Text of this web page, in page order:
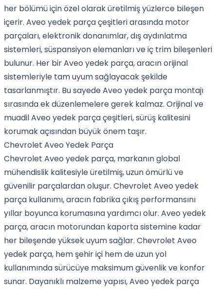
her bölümü için özel olarak üretilmiş yüzlerce bileşen
içerir. Aveo yedek parça çeşitleri arasında motor
parçaları, elektronik donanımlar, dış aydınlatma
sistemleri, süspansiyon elemanları ve iç trim bileşenleri
bulunur. Her bir Aveo yedek parça, aracın orijinal
sistemleriyle tam uyum sağlayacak şekilde
tasarlanmıştır. Bu sayede Aveo yedek parça montajı
sırasında ek düzenlemelere gerek kalmaz. Orijinal ve
muadil Aveo yedek parça çeşitleri, sürüş kalitesini
korumak açısından büyük önem taşır.
Chevrolet Aveo Yedek Parça
Chevrolet Aveo yedek parça, markanın global
mühendislik kalitesiyle üretilmiş, uzun ömürlü ve
güvenilir parçalardan oluşur. Chevrolet Aveo yedek
parça kullanımı, aracın fabrika çıkış performansını
yıllar boyunca korumasına yardımcı olur. Aveo yedek
parça, aracın motorundan kaporta sistemine kadar
her bileşende yüksek uyum sağlar. Chevrolet Aveo
yedek parça, hem şehir içi hem de uzun yol
kullanımında sürücüye maksimum güvenlik ve konfor
sunar. Dayanıklı malzeme yapısı, Aveo yedek parça